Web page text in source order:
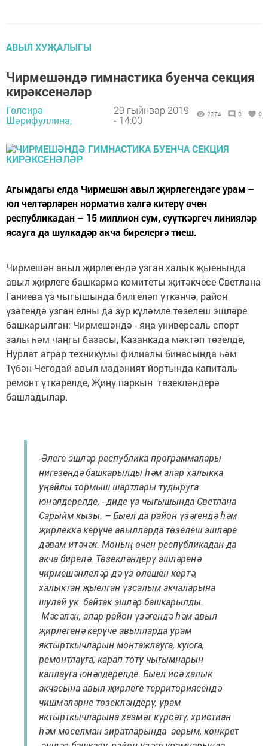
АВЫЛ ХУҖАЛЫГЫ
Чирмешәндә гимнастика буенча секция
кирәксенәләр
Гөлсирә
Шәрифуллина,
29 гыйнвар 2019
- 14:00
2274 0 0
Агымдагы елда Чирмешән авыл җирлегендәге урам –
юл челтәрләрен норматив хәлгә китерү өчен
республикадан – 15 миллион сум, суүткәргеч линияләр
ясауга да шулкадәр акча бирелергә тиеш.
Чирмешән авыл җирлегендә узган халык җыенында
авыл җирлеге башкарма комитеты җитәкчесе Светлана
Ганиева үз чыгышында билгеләп үткәнчә, район
үзәгендә узган елны да зур күләмле төзелеш эшләре
башкарылган: Чирмешәндә - яңа универсаль спорт
залы һәм чаңгы базасы, Казанкада мәктәп төзелде,
Нурлат аграр техникумы филиалы бинасында һәм
Түбән Чегодай авыл мәдәният йортында капиталь
ремонт үткәрелде, Җиңү паркын төзекләндерә
башладылар.
-Әлеге эшләр республика программалары
нигезендә башкарылды һәм алар халыкка
уңайлы тормыш шартлары тудыруга
юнәлдерелде, - диде үз чыгышында Светлана
Сарыйм кызы. – Быел да район үзәгендә һәм
җирлеккә керүче авылларда төзелеш эшләре
дәвам итәчәк. Моның өчен республикадан да
акча бирелә. Төзекләндерү эшләренә
чирмешәнлеләр дә үз өлешен кертә,
халыктан җыелган үзсалым акчаларына
шулай ук байтак эшләр башкарылды.
Мәсәлән, алар район үзәгендә һәм авыл
җирлегенә керүче авылларда урам
яктырткычларын монтажлауга, куюга,
ремонтлауга, карап тоту чыгымнарын
каплауга юнәлдерелде. Быел исә халык
акчасына авыл җирлеге территориясендә
чишмәләрне төзекләндерү, урам
яктырткычларына хезмәт күрсәтү, христиан
һәм мөселман зиратларында аерым, конкрет